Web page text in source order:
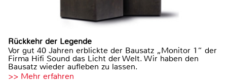
Rückkehr der Legende
Vor gut 40 Jahren erblickte der Bausatz „Monitor 1“ der
Firma Hifi Sound das Licht der Welt. Wir haben den
Bausatz wieder aufleben zu lassen.
>> Mehr erfahren